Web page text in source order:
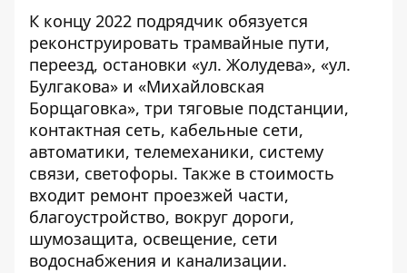
К концу 2022 подрядчик обязуется
реконструировать трамвайные пути,
переезд, остановки «ул. Жолудева», «ул.
Булгакова» и «Михайловская
Борщаговка», три тяговые подстанции,
контактная сеть, кабельные сети,
автоматики, телемеханики, систему
связи, светофоры. Также в стоимость
входит ремонт проезжей части,
благоустройство, вокруг дороги,
шумозащита, освещение, сети
водоснабжения и канализации.